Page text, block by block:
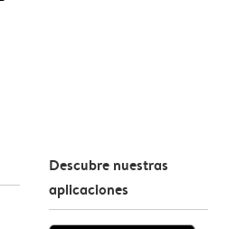
Descubre nuestras
aplicaciones